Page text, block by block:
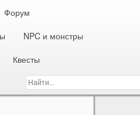
Форум
NPC и монстры
Квесты
посохи
атака
атака
Руки